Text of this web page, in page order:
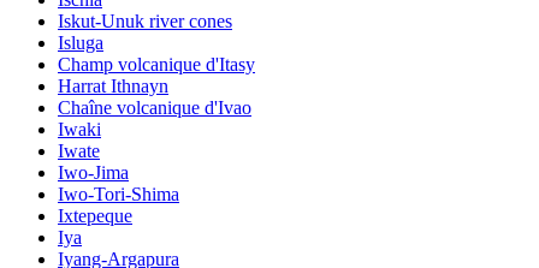
Iskut-Unuk river cones
Isluga
Champ volcanique d'Itasy
Harrat Ithnayn
Chaîne volcanique d'Ivao
Iwaki
Iwate
Iwo-Jima
Iwo-Tori-Shima
Ixtepeque
Iya
Iyang-Argapura